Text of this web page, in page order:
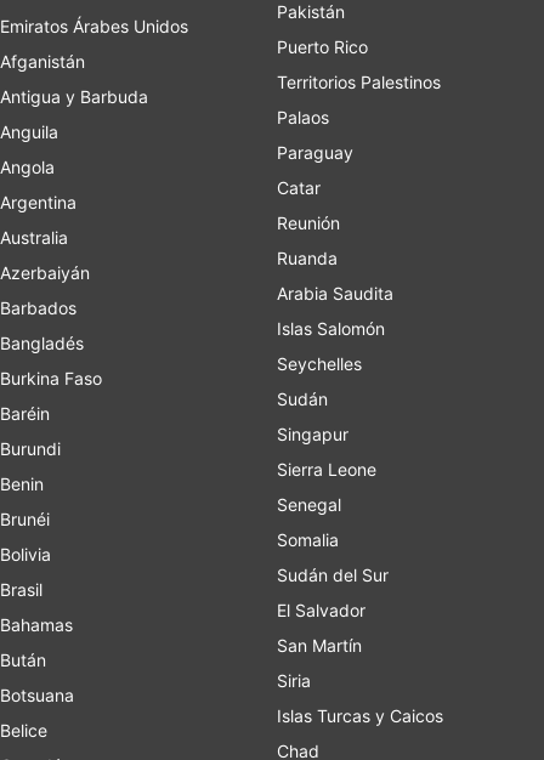
Emiratos Árabes Unidos
Afganistán
Antigua y Barbuda
Anguila
Angola
Argentina
Australia
Azerbaiyán
Barbados
Bangladés
Burkina Faso
Baréin
Burundi
Benin
Brunéi
Bolivia
Brasil
Bahamas
Bután
Botsuana
Belice
Pakistán
Puerto Rico
Territorios Palestinos
Palaos
Paraguay
Catar
Reunión
Ruanda
Arabia Saudita
Islas Salomón
Seychelles
Sudán
Singapur
Sierra Leone
Senegal
Somalia
Sudán del Sur
El Salvador
San Martín
Siria
Islas Turcas y Caicos
Chad